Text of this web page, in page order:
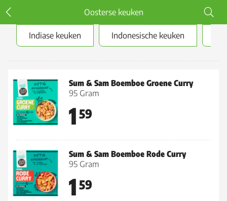
Oosterse keuken
Indiase keuken Indonesische keuken
Indiase keuken
Sum & Sam Boemboe Groene Curry
95 Gram
1 59
Sum & Sam Boemboe Rode Curry
95 Gram
1 59